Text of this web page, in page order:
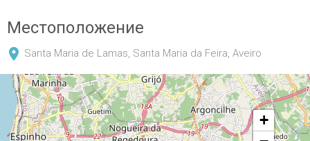
Местоположение
Santa Maria de Lamas, Santa Maria da Feira, Aveiro
+